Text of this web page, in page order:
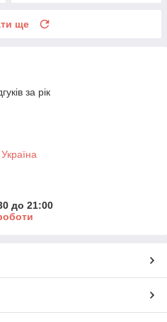
ще
за рік
до 21:00